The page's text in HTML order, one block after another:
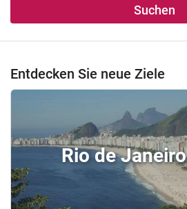
Suchen
Entdecken Sie neue Ziele
Rio de Janeiro